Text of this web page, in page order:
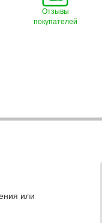
Отзывы
покупателей
или